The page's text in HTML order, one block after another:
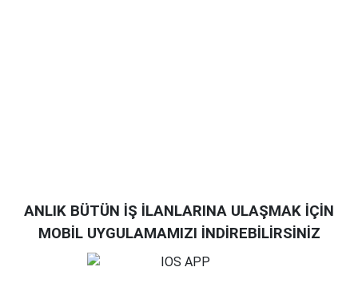
ANLIK BÜTÜN İŞ İLANLARINA ULAŞMAK İÇİN
MOBİL UYGULAMAMIZI İNDİREBİLİRSİNİZ